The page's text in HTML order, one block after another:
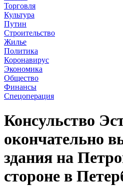
Торговля
Культура
Путин
Строительство
Жилье
Политика
Коронавирус
Экономика
Общество
Финансы
Спецоперация
Консульство
окончательно
здания на
стороне в